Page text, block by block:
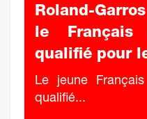
Roland-
le Français
qualifié pour
Le jeune
qualifié...